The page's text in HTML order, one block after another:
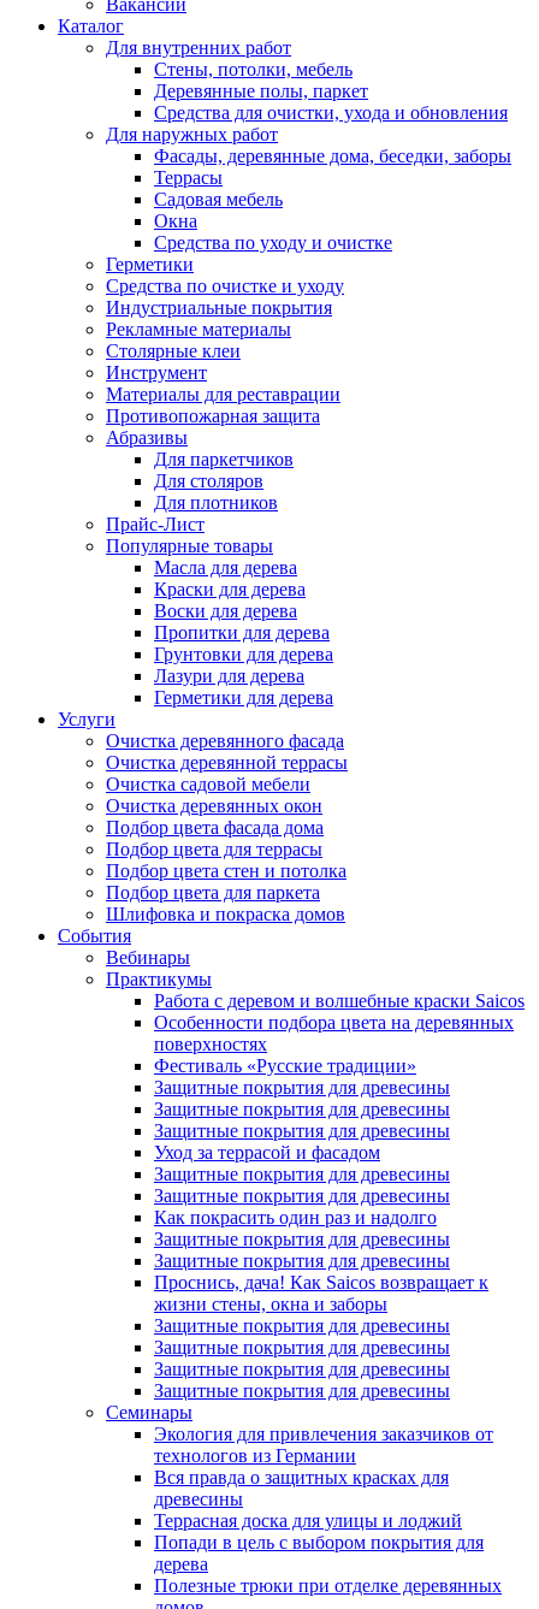
Вакансии
Каталог
Для внутренних работ
Стены, потолки, мебель
Деревянные полы, паркет
Средства для очистки, ухода и обновления
Для наружных работ
Фасады, деревянные дома, беседки, заборы
Террасы
Садовая мебель
Окна
Средства по уходу и очистке
Герметики
Средства по очистке и уходу
Индустриальные покрытия
Рекламные материалы
Столярные клеи
Инструмент
Материалы для реставрации
Противопожарная защита
Абразивы
Для паркетчиков
Для столяров
Для плотников
Прайс-Лист
Популярные товары
Масла для дерева
Краски для дерева
Воски для дерева
Пропитки для дерева
Грунтовки для дерева
Лазури для дерева
Герметики для дерева
Услуги
Очистка деревянного фасада
Очистка деревянной террасы
Очистка садовой мебели
Очистка деревянных окон
Подбор цвета фасада дома
Подбор цвета для террасы
Подбор цвета стен и потолка
Подбор цвета для паркета
Шлифовка и покраска домов
События
Вебинары
Практикумы
Работа с деревом и волшебные краски Saicos
Особенности подбора цвета на деревянных
поверхностях
Фестиваль «Русские традиции»
Защитные покрытия для древесины
Защитные покрытия для древесины
Защитные покрытия для древесины
Уход за террасой и фасадом
Защитные покрытия для древесины
Защитные покрытия для древесины
Как покрасить один раз и надолго
Защитные покрытия для древесины
Защитные покрытия для древесины
Проснись, дача! Как Saicos возвращает к
жизни стены, окна и заборы
Защитные покрытия для древесины
Защитные покрытия для древесины
Защитные покрытия для древесины
Защитные покрытия для древесины
Семинары
Экология для привлечения заказчиков от
технологов из Германии
Вся правда о защитных красках для
древесины
Террасная доска для улицы и лоджий
Попади в цель с выбором покрытия для
дерева
Полезные трюки при отделке деревянных